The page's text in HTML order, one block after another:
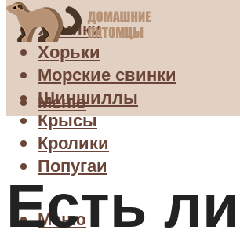
Хомяки
Хорьки
Морские свинки
Шиншиллы
Крысы
Кролики
Попугаи
Меню
Меню
Есть